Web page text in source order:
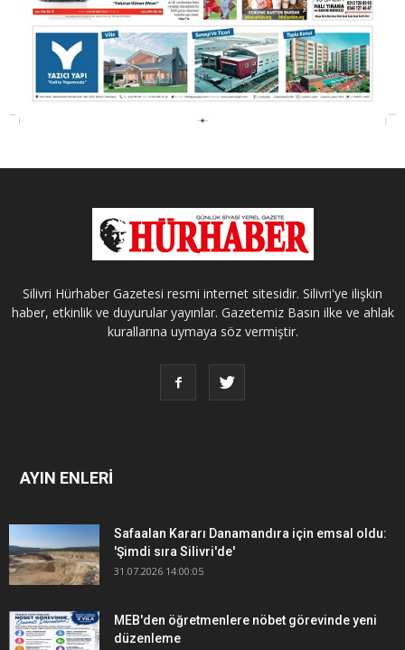
Silivri Hürhaber Gazetesi resmi internet sitesidir. Silivri'ye ilişkin
haber, etkinlik ve duyurular yayınlar. Gazetemiz Basın ilke ve ahlak
kurallarına uymaya söz vermiştir.
AYIN ENLERİ
Safaalan Kararı Danamandıra için emsal oldu:
'Şimdi sıra Silivri'de'
31.07.2026 14:00:05
MEB'den öğretmenlere nöbet görevinde yeni
düzenleme